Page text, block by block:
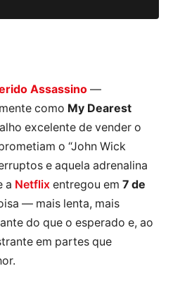
Assassino —
como My Dearest
excelente de vender o
o “John Wick
e aquela adrenalina
a Netflix entregou em 7 de
— mais lenta, mais
do que o esperado e, ao
em partes que